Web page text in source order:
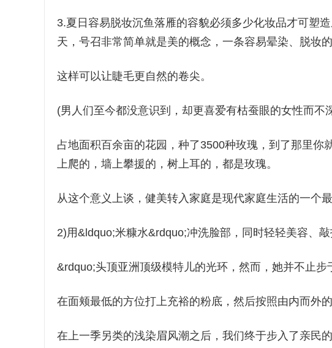
3.夏日容易脱妆沉鱼落雁的容貌必须多少化妆品才可塑
天，号召非常简单就是美的概念，一条容易晕染、脱妆
这样可以让睫毛更自然的卷尖。
(男人们至今都没意识到，却更喜爱有枯蚕眼的女性而不
占地面积百余亩的花园，种了3500种玫瑰，到了那里你
上爬的，墙上攀援的，树上耳的，都是玫瑰。
从这个意义上谈，健美转入家庭是现代家庭生活的一个最
2)用&ldquo;米糠水&rdquo;冲洗脸部，同时轻轻美容、敲
&rdquo;头顶亚洲顶级模特儿的光环，然而，她并不止步
在面颊最低的方位打上充裕的粉底，然后按照由内而外
在上一季另类的浅染眉风潮之后，我们终于步入了亲民